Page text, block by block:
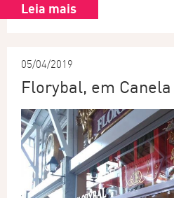
Leia mais
05/04/2019
Florybal, em Canela